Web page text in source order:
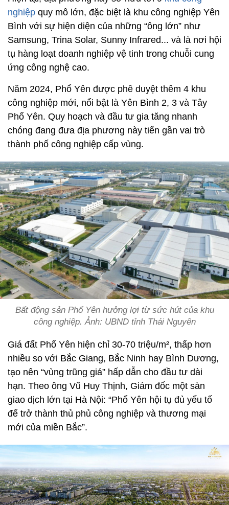
nghiệp quy mô lớn, đặc biệt là khu công nghiệp Yên
Bình với sự hiện diện của những “ông lớn” như
Samsung, Trina Solar, Sunny Infrared... và là nơi hội
tụ hàng loạt doanh nghiệp vệ tinh trong chuỗi cung
ứng công nghệ cao.
Năm 2024, Phổ Yên được phê duyệt thêm 4 khu
công nghiệp mới, nổi bật là Yên Bình 2, 3 và Tây
Phổ Yên. Quy hoạch và đầu tư gia tăng nhanh
chóng đang đưa địa phương này tiến gần vai trò
thành phố công nghiệp cấp vùng.
Bất động sản Phổ Yên hưởng lợi từ sức hút của khu
công nghiệp. Ảnh: UBND tỉnh Thái Nguyên
Giá đất Phổ Yên hiện chỉ 30-70 triệu/m², thấp hơn
nhiều so với Bắc Giang, Bắc Ninh hay Bình Dương,
tạo nên “vùng trũng giá” hấp dẫn cho đầu tư dài
hạn. Theo ông Vũ Huy Thịnh, Giám đốc một sàn
giao dịch lớn tại Hà Nội: “Phổ Yên hội tụ đủ yếu tố
để trở thành thủ phủ công nghiệp và thương mại
mới của miền Bắc”.